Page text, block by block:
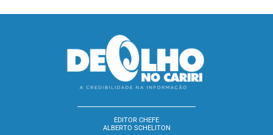
EDITOR CHEFE
ALBERTO SCHELITON